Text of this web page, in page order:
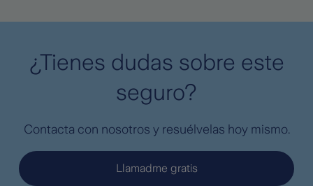
¿Tienes dudas sobre este
seguro?
Contacta con nosotros y resuélvelas hoy mismo.
Llamadme gratis